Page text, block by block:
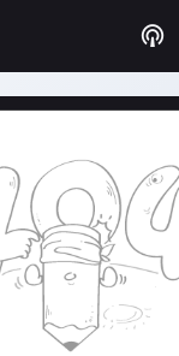
登录